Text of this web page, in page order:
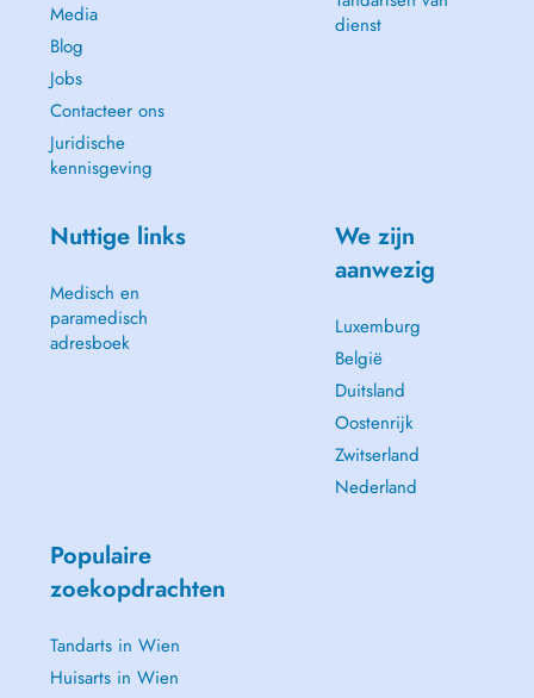
Media
Blog
Jobs
Contacteer ons
Juridische
kennisgeving
dienst
Nuttige links
Medisch en
paramedisch
adresboek
We zijn
aanwezig
Luxemburg
België
Duitsland
Oostenrijk
Zwitserland
Nederland
Populaire
zoekopdrachten
Tandarts in Wien
Huisarts in Wien